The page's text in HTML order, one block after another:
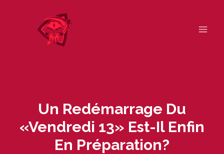
Un Redémarrage Du
«vendredi 13» Est-Il Enfin
En Préparation?